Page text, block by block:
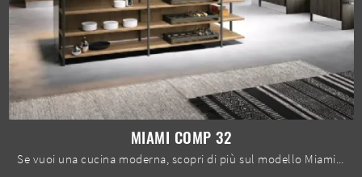
MIAMI COMP 32